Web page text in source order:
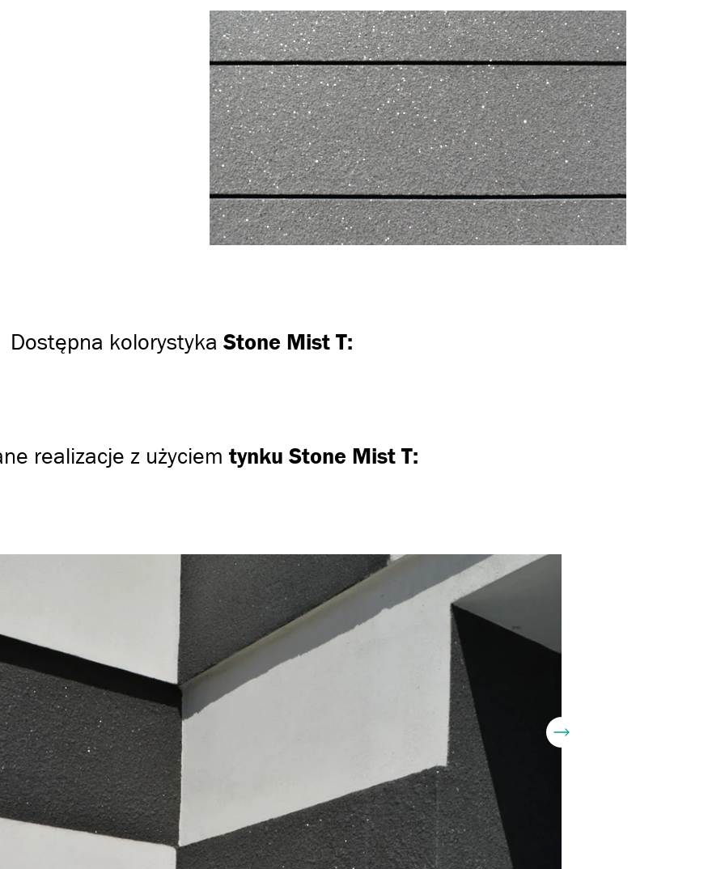
Dostępna kolorystyka Stone Mist T:
realizacje z użyciem tynku Stone Mist T: